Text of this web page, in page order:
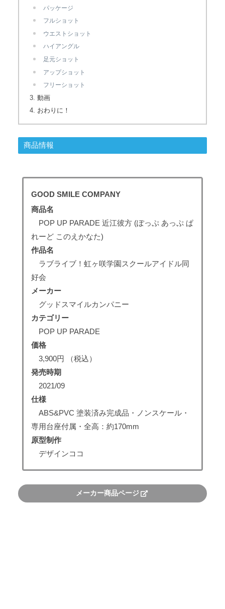
パッケージ
フルショット
ウエストショット
ハイアングル
足元ショット
アップショット
フリーショット
動画
おわりに！
商品情報
GOOD SMILE COMPANY
商品名
POP UP PARADE 近江彼方 (ぽっぷ あっぷ ぱ
れーど このえかなた)
作品名
ラブライブ！虹ヶ咲学園スクールアイドル同
好会
メーカー
グッドスマイルカンパニー
カテゴリー
POP UP PARADE
価格
3,900円 （税込）
発売時期
2021/09
仕様
ABS&PVC 塗装済み完成品・ノンスケール・
専用台座付属・全高：約170mm
原型制作
デザインココ
メーカー商品ページ